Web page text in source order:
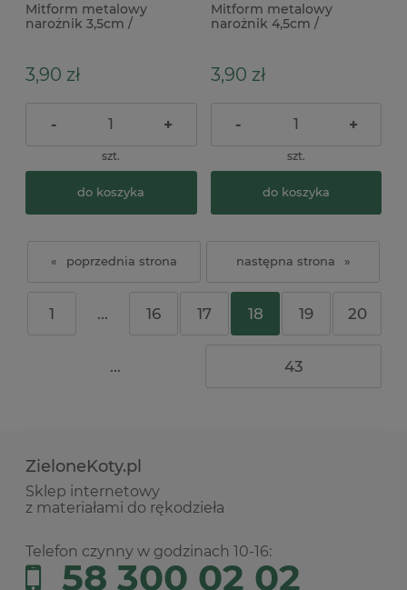
Mitform metalowy
narożnik 3,5cm /
3,90 zł
- +
szt.
do koszyka
Mitform metalowy
narożnik 4,5cm /
3,90 zł
- +
szt.
do koszyka
«
1 ... 16 17 18 19 20
... 43
»
ZieloneKoty.pl
Sklep internetowy
z materiałami do rękodzieła
Telefon czynny w godzinach 10-16:
58 300 02 02